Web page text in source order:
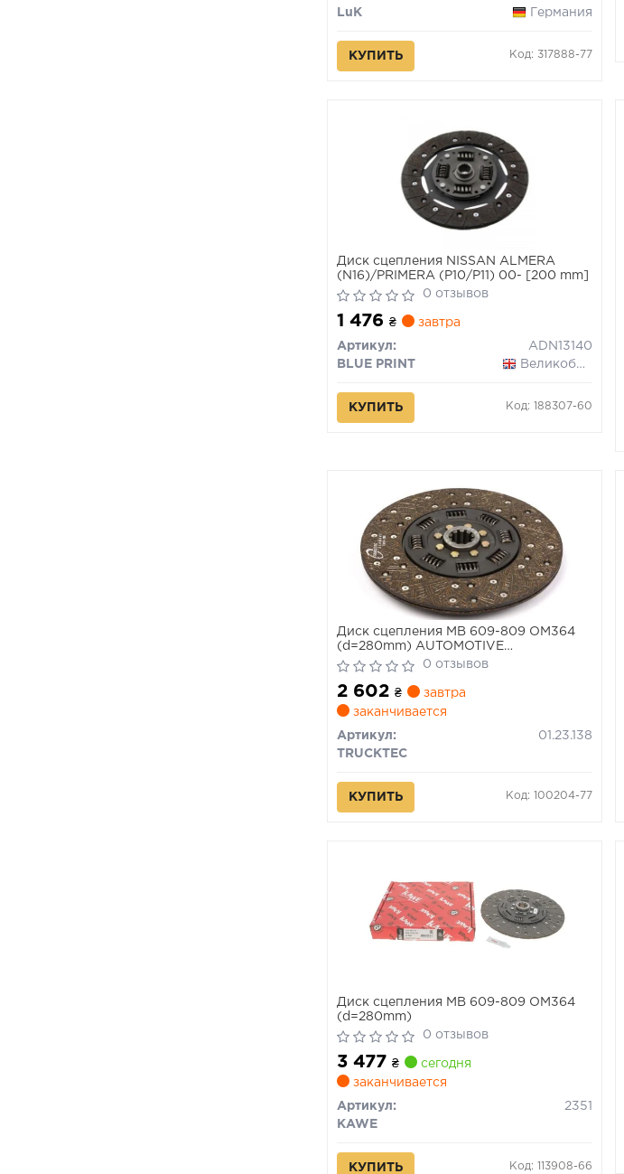
LuK
Германия
КУПИТЬ Код: 317888-77
Диск сцепления NISSAN ALMERA
(N16)/PRIMERA (P10/P11) 00- [200 mm]
0 отзывов
1 476 ₴ завтра
Артикул:
ADN13140
BLUE PRINT
Великобритания
КУПИТЬ Код: 188307-60
Диск сцепления MB 609-809 OM364
(d=280mm) AUTOMOTIVE
AUTOMOTIVE0 отзывов
2 602 ₴
завтра
заканчивается
Артикул:
01.23.138
TRUCKTEC
КУПИТЬ Код: 100204-77
Диск сцепления MB 609-809 OM364
(d=280mm)
0 отзывов
3 477 ₴
сегодня
заканчивается
Артикул:
2351
KAWE
КУПИТЬ Код: 113908-66